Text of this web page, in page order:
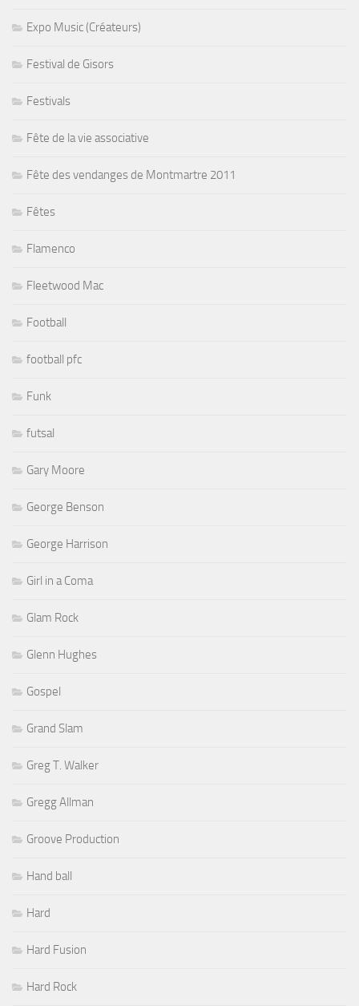
Expo Music (Créateurs)
Festival de Gisors
Festivals
Fête de la vie associative
Fête des vendanges de Montmartre 2011
Fêtes
Flamenco
Fleetwood Mac
Football
football pfc
Funk
futsal
Gary Moore
George Benson
George Harrison
Girl in a Coma
Glam Rock
Glenn Hughes
Gospel
Grand Slam
Greg T. Walker
Gregg Allman
Groove Production
Hand ball
Hard
Hard Fusion
Hard Rock